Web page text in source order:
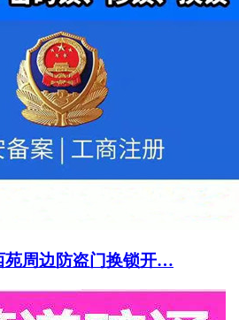
苑周边防盗门换锁开…